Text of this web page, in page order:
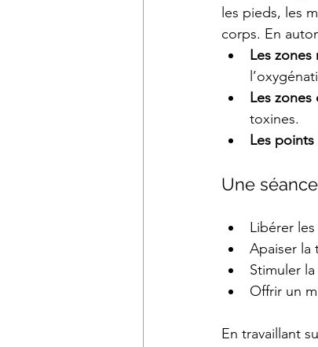
les pieds, les
corps. En
Les zones
Les
toxines.
Les
Une
Libérer
Apaiser la
Stimuler
Offrir un
En travaillant